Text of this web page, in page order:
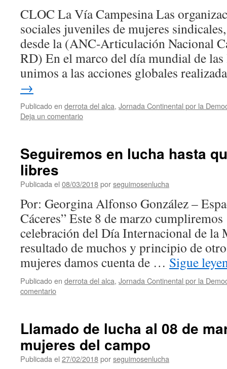
CLOC La Vía Campesina Las
sociales juveniles de mujeres
desde la (ANC-Articulación Nacional
RD) En el marco del día mundial de las
unimos a las acciones globales
→
Publicado en derrota del alca, Jornada Continental por la
Deja un comentario
Seguiremos en lucha hasta
libres
Publicada el 08/03/2018porseguimosenlucha
Por: Georgina Alfonso González –
Cáceres” Este 8 de marzo cumpliremos
celebración del Día Internacional de la
resultado de muchos y principio de
mujeres damos cuenta de … Sigue
Publicado en derrota del alca, Jornada Continental por la
comentario
Llamado de lucha al 08 de
mujeres del campo
Publicada el 27/02/2018porseguimosenlucha